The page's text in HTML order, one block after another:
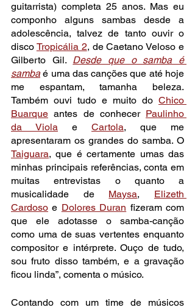
guitarrista) completa 25 anos. Mas eu
componho alguns sambas desde a
adolescência, talvez de tanto ouvir o
disco Tropicália 2, de Caetano Veloso e
Gilberto Gil. Desde que o samba é
samba é uma das canções que até hoje
me espantam, tamanha beleza.
Também ouvi tudo e muito do Chico
Buarque antes de conhecer Paulinho
da Viola e Cartola, que me
Taiguara, que é certamente umas das
minhas principais referências, conta em
muitas entrevistas o quanto a
musicalidade de Maysa, Elizeth
Cardoso e Dolores Duran fizeram com
que ele adotasse o samba-canção
como uma de suas vertentes enquanto
compositor e intérprete. Ouço de tudo,
sou fruto disso também, e a gravação
ficou linda”, comenta o músico.
Contando com um time de músicos